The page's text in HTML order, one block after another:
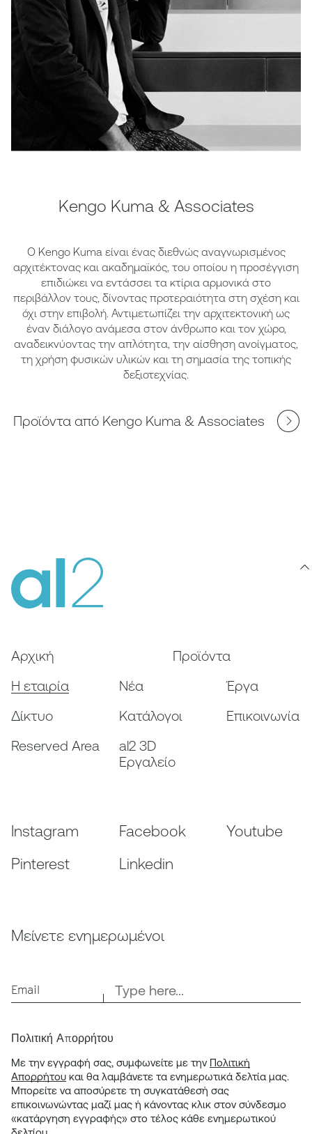
Kengo Kuma & Associates
Ο Kengo Kuma είναι ένας διεθνώς αναγνωρισμένος
αρχιτέκτονας και ακαδημαϊκός, του οποίου η προσέγγιση
επιδιώκει να εντάσσει τα κτίρια αρμονικά στο
περιβάλλον τους, δίνοντας προτεραιότητα στη σχέση και
όχι στην επιβολή. Αντιμετωπίζει την αρχιτεκτονική ως
έναν διάλογο ανάμεσα στον άνθρωπο και τον χώρο,
αναδεικνύοντας την απλότητα, την αίσθηση ανοίγματος,
τη χρήση φυσικών υλικών και τη σημασία της τοπικής
δεξιοτεχνίας.
Προϊόντα από Kengo Kuma & Associates
Αρχική
Προϊόντα
Η εταιρία
Nέα
Έργα
Δίκτυο
Κατάλογοι
Επικοινωνία
Reserved Area
al2 3D
Εργαλείο
Instagram Facebook
Youtube
Pinterest
Linkedin
Μείνετε ενημερωμένοι
Email
Πολιτική Απορρήτου
Με την εγγραφή σας, συμφωνείτε με την Πολιτική
Απορρήτου και θα λαμβάνετε τα ενημερωτικά δελτία μας.
Μπορείτε να αποσύρετε τη συγκατάθεσή σας
επικοινωνώντας μαζί μας ή κάνοντας κλικ στον σύνδεσμο
«κατάργηση εγγραφής» στο τέλος κάθε ενημερωτικού